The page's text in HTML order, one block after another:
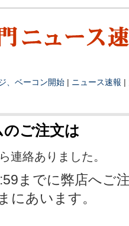
、ベーコン開始 | ニュース速報 |
ご注文は
連絡ありました。
までに弊店へご
にあいます。